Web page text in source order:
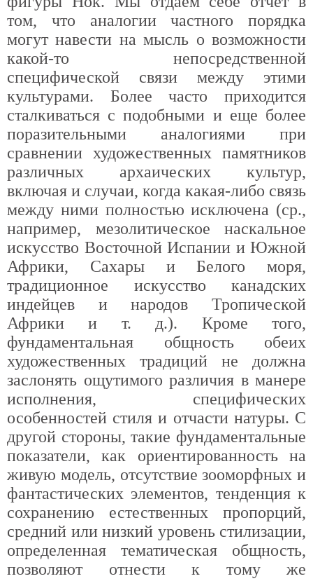
том, что аналогии частного порядка
могут навести на мысль о возможности
какой-то непосредственной
специфической связи между этими
культурами. Более часто приходится
сталкиваться с подобными и еще более
поразительными аналогиями при
сравнении художественных памятников
различных архаических культур,
включая и случаи, когда какая-либо связь
между ними полностью исключена (ср.,
например, мезолитическое наскальное
искусство Восточной Испании и Южной
Африки, Сахары и Белого моря,
традиционное искусство канадских
индейцев и народов Тропической
Африки и т. д.). Кроме того,
фундаментальная общность обеих
художественных традиций не должна
заслонять ощутимого различия в манере
исполнения, специфических
особенностей стиля и отчасти натуры. С
другой стороны, такие фундаментальные
показатели, как ориентированность на
живую модель, отсутствие зооморфных и
фантастических элементов, тенденция к
сохранению естественных пропорций,
средний или низкий уровень стилизации,
определенная тематическая общность,
позволяют отнести к тому же